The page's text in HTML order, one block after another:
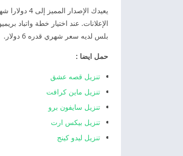
يعيدك الإصدار المميز إلى 4 دولارا شهريا ويتضمن قصصا غير محدودة في وضع عدم الاتصال وعملات معدنية إضافية عند الشراء وألوان السمة. تجربة
بلس لديه سعر شهري قدره 6 دولار.
حمل ايضا :
تنزيل قصه عشق
تنزيل ماين كرافت
تنزيل سايفون برو
تنزيل بيكس ارت
تنزيل ليدو كينج